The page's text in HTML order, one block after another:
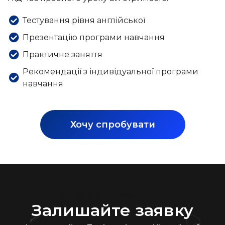
Тестування рівня англійської
Презентацію програми навчання
Практичне заняття
Рекомендації з індивідуальної програми
навчання
Хочу спробувати
Залишайте заявку